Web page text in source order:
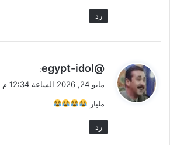
رد
ي
ل
@egypt-idol
:
مايو 24, 2026 الساعة 12:34 م
مليار
رد